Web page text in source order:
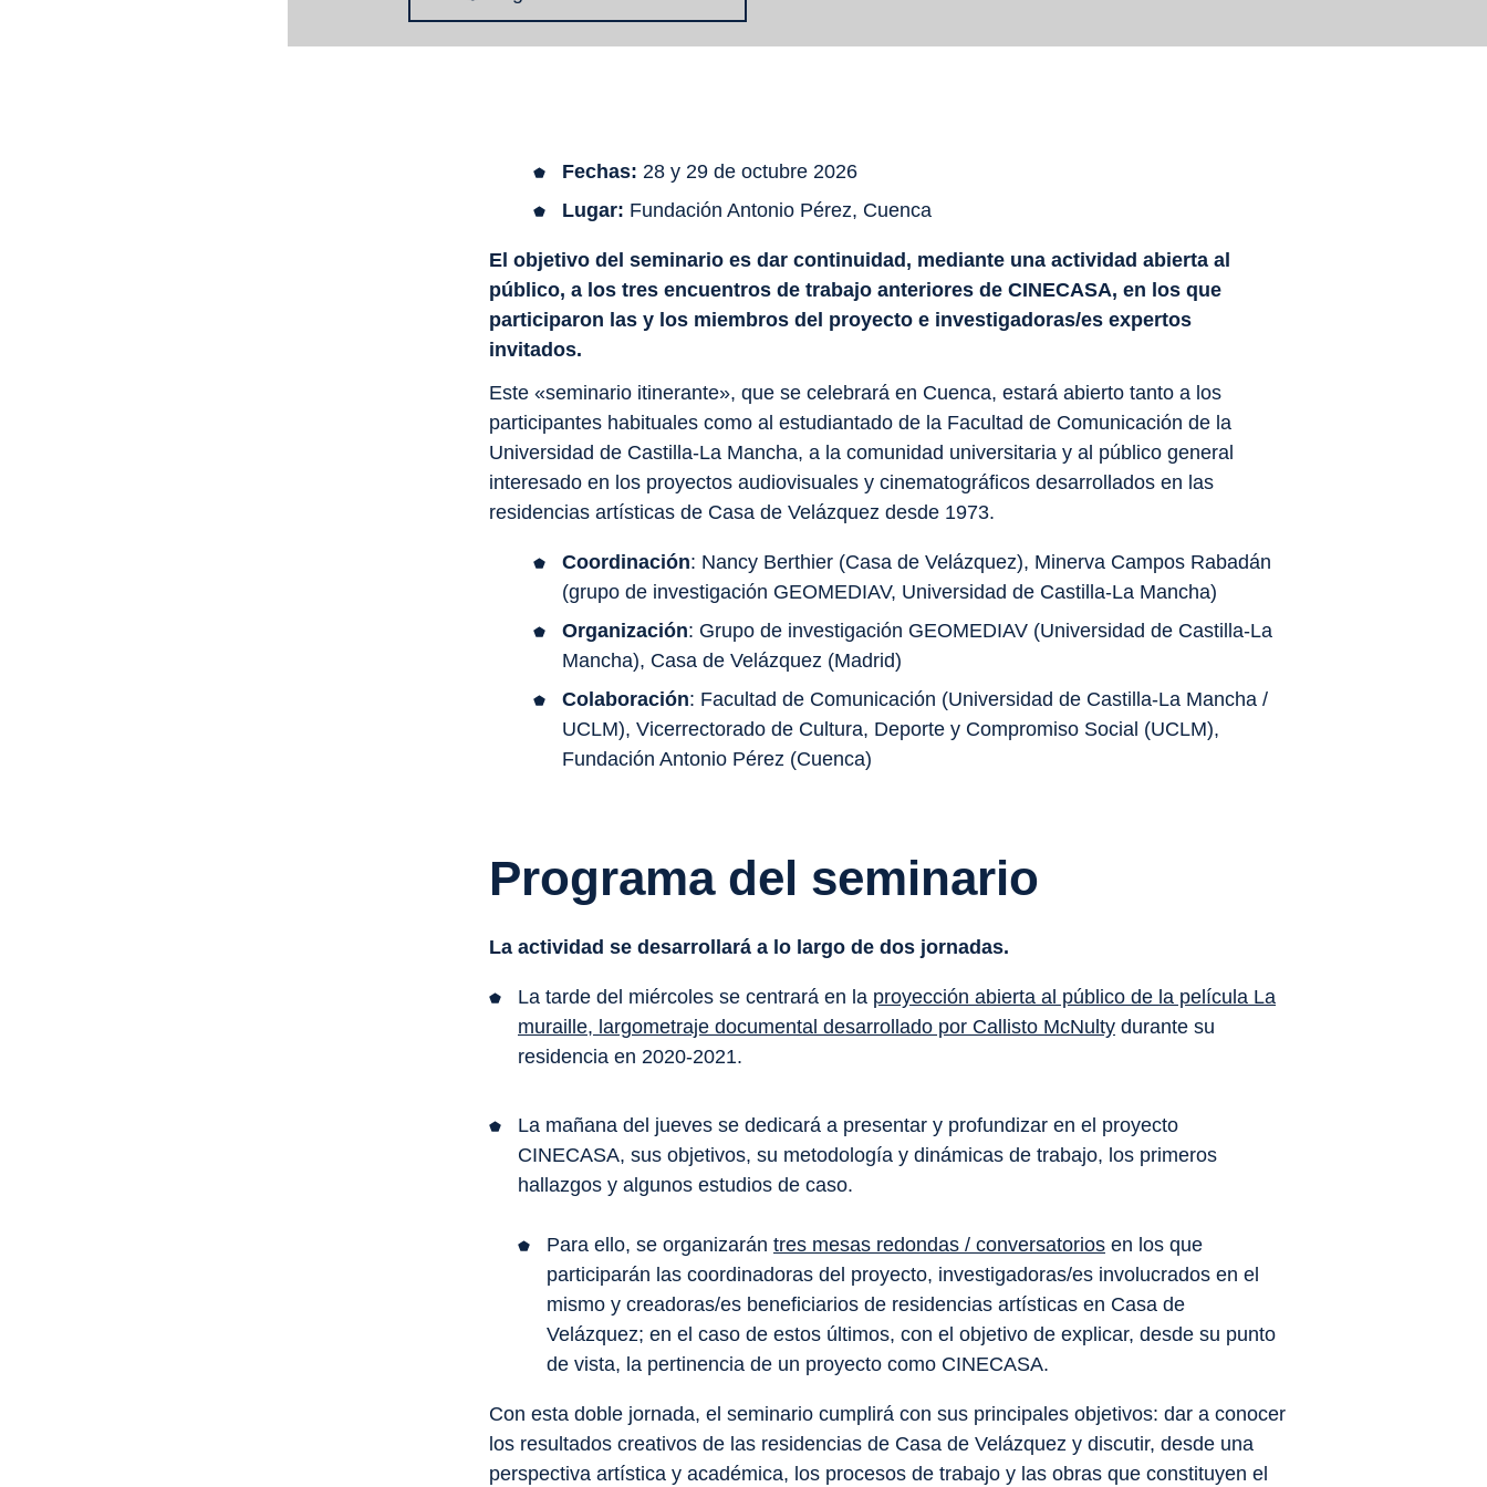
Fechas: 28 y 29 de octubre 2026
Lugar: Fundación Antonio Pérez, Cuenca
El objetivo del seminario es dar continuidad, mediante una actividad abierta al
público, a los tres encuentros de trabajo anteriores de CINECASA, en los que
participaron las y los miembros del proyecto e investigadoras/es expertos
invitados.
Este «seminario itinerante», que se celebrará en Cuenca, estará abierto tanto a los
participantes habituales como al estudiantado de la Facultad de Comunicación de la
Universidad de Castilla-La Mancha, a la comunidad universitaria y al público general
interesado en los proyectos audiovisuales y cinematográficos desarrollados en las
residencias artísticas de Casa de Velázquez desde 1973.
Coordinación: Nancy Berthier (Casa de Velázquez), Minerva Campos Rabadán
(grupo de investigación GEOMEDIAV, Universidad de Castilla-La Mancha)
Organización: Grupo de investigación GEOMEDIAV (Universidad de Castilla-La
Mancha), Casa de Velázquez (Madrid)
Colaboración: Facultad de Comunicación (Universidad de Castilla-La Mancha /
UCLM), Vicerrectorado de Cultura, Deporte y Compromiso Social (UCLM),
Fundación Antonio Pérez (Cuenca)
Programa del seminario
La actividad se desarrollará a lo largo de dos jornadas.
La tarde del miércoles se centrará en la proyección abierta al público de la película La
muraille, largometraje documental desarrollado por Callisto McNulty durante su
residencia en 2020-2021.
La mañana del jueves se dedicará a presentar y profundizar en el proyecto
CINECASA, sus objetivos, su metodología y dinámicas de trabajo, los primeros
hallazgos y algunos estudios de caso.
Para ello, se organizarán tres mesas redondas / conversatorios en los que
participarán las coordinadoras del proyecto, investigadoras/es involucrados en el
mismo y creadoras/es beneficiarios de residencias artísticas en Casa de
Velázquez; en el caso de estos últimos, con el objetivo de explicar, desde su punto
de vista, la pertinencia de un proyecto como CINECASA.
Con esta doble jornada, el seminario cumplirá con sus principales objetivos: dar a conocer
los resultados creativos de las residencias de Casa de Velázquez y discutir, desde una
perspectiva artística y académica, los procesos de trabajo y las obras que constituyen el